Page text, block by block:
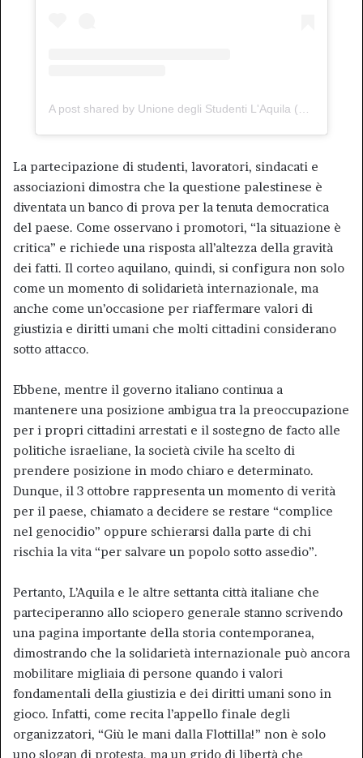
A post shared by Unione degli Studenti L'Aquila (@uds_laquila)
La partecipazione di studenti, lavoratori, sindacati e
associazioni dimostra che la questione palestinese è
diventata un banco di prova per la tenuta democratica
del paese. Come osservano i promotori, “la situazione è
critica” e richiede una risposta all’altezza della gravità
dei fatti. Il corteo aquilano, quindi, si configura non solo
come un momento di solidarietà internazionale, ma
anche come un’occasione per riaffermare valori di
giustizia e diritti umani che molti cittadini considerano
sotto attacco.
Ebbene, mentre il governo italiano continua a
mantenere una posizione ambigua tra la preoccupazione
per i propri cittadini arrestati e il sostegno de facto alle
politiche israeliane, la società civile ha scelto di
prendere posizione in modo chiaro e determinato.
Dunque, il 3 ottobre rappresenta un momento di verità
per il paese, chiamato a decidere se restare “complice
nel genocidio” oppure schierarsi dalla parte di chi
rischia la vita “per salvare un popolo sotto assedio”.
Pertanto, L’Aquila e le altre settanta città italiane che
parteciperanno allo sciopero generale stanno scrivendo
una pagina importante della storia contemporanea,
dimostrando che la solidarietà internazionale può ancora
mobilitare migliaia di persone quando i valori
fondamentali della giustizia e dei diritti umani sono in
gioco. Infatti, come recita l’appello finale degli
organizzatori, “Giù le mani dalla Flottilla!” non è solo
uno slogan di protesta, ma un grido di libertà che